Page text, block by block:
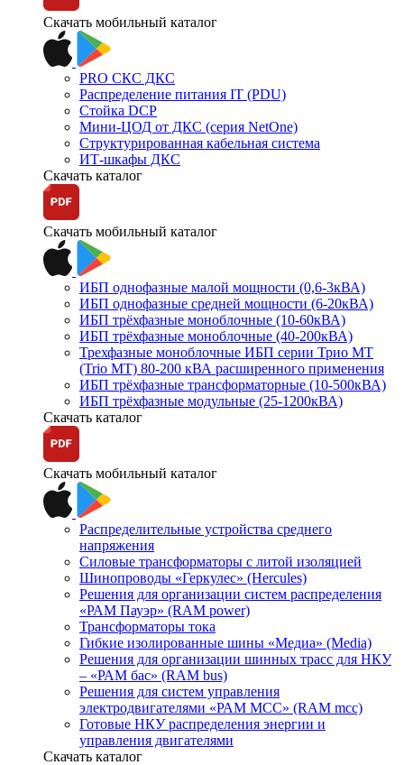
Скачать мобильный каталог
PRO СКС ДКС
Распределение питания IT (PDU)
Стойка DCP
Мини-ЦОД от ДКС (серия NetOne)
Структурированная кабельная система
ИТ-шкафы ДКС
Скачать каталог
Скачать мобильный каталог
ИБП однофазные малой мощности (0,6-3кВА)
ИБП однофазные средней мощности (6-20кВА)
ИБП трёхфазные моноблочные (10-60кВА)
ИБП трёхфазные моноблочные (40-200кВА)
Трехфазные моноблочные ИБП серии Трио МТ
(Trio MT) 80-200 кВА расширенного применения
ИБП трёхфазные трансформаторные (10-500кВА)
ИБП трёхфазные модульные (25-1200кВА)
Скачать каталог
Скачать мобильный каталог
Распределительные устройства среднего
напряжения
Силовые трансформаторы с литой изоляцией
Шинопроводы «Геркулес» (Hercules)
Решения для организации систем распределения
«РАМ Пауэр» (RAM power)
Трансформаторы тока
Гибкие изолированные шины «Медиа» (Media)
Решения для организации шинных трасс для НКУ
– «РАМ бас» (RAM bus)
Решения для систем управления
электродвигателями «РАМ МСС» (RAM mcc)
Готовые НКУ распределения энергии и
управления двигателями
Скачать каталог